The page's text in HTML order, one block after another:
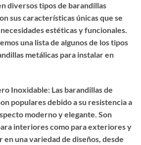
diversos tipos de barandillas
sus características únicas que se
estéticas y funcionales.
una lista de algunos de los tipos
metálicas para instalar en
Inoxidable: Las barandillas de
populares debido a su resistencia a
moderno y elegante. Son
interiores como para exteriores y
en una variedad de diseños, desde